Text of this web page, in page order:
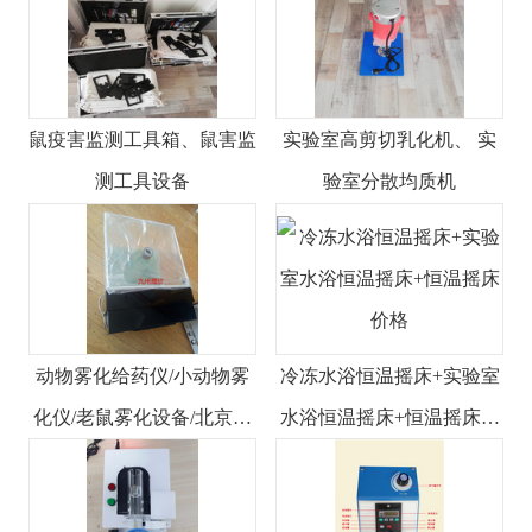
鼠疫害监测工具箱、鼠害监
测工具设备
实验室高剪切乳化机、 实
验室分散均质机
动物雾化给药仪/小动物雾
化仪/老鼠雾化设备/北京现
冷冻水浴恒温摇床+实验室
水浴恒温摇床+恒温摇床价